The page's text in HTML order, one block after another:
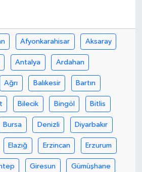
Afyonkarahisar Aksaray
Antalya Ardahan
Ağrı Balıkesir Bartın
Bilecik Bingöl Bitlis
Bursa Denizli Diyarbakır
Elazığ Erzincan Erzurum
Giresun Gümüşhane